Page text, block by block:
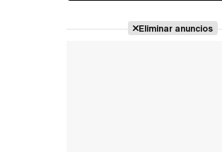
Eliminar anuncios